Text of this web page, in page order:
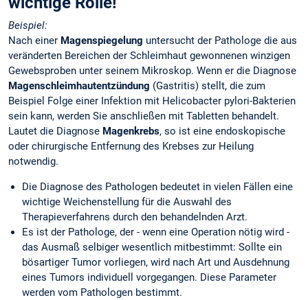
Beispiel:
Nach einer Magenspiegelung untersucht der Pathologe die aus
veränderten Bereichen der Schleimhaut gewonnenen winzigen
Gewebsproben unter seinem Mikroskop. Wenn er die Diagnose
Magenschleimhautentzündung (Gastritis) stellt, die zum
Beispiel Folge einer Infektion mit Helicobacter pylori-Bakterien
sein kann, werden Sie anschließen mit Tabletten behandelt.
Lautet die Diagnose Magenkrebs, so ist eine endoskopische
oder chirurgische Entfernung des Krebses zur Heilung
notwendig.
Die Diagnose des Pathologen bedeutet in vielen Fällen eine
wichtige Weichenstellung für die Auswahl des
Therapieverfahrens durch den behandelnden Arzt.
Es ist der Pathologe, der - wenn eine Operation nötig wird -
das Ausmaß selbiger wesentlich mitbestimmt: Sollte ein
bösartiger Tumor vorliegen, wird nach Art und Ausdehnung
eines Tumors individuell vorgegangen. Diese Parameter
werden vom Pathologen bestimmt.